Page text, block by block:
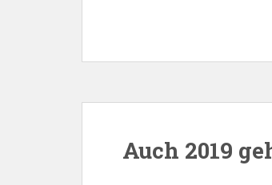
Auch 2019